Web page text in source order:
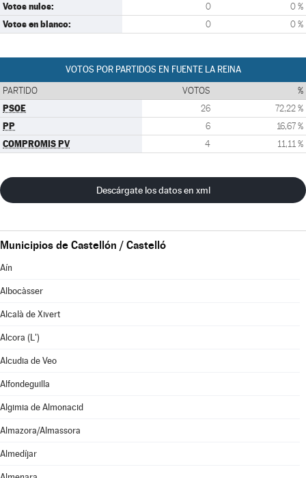
Votos nulos: 0 0 %
Votos en blanco: 0 0 %
VOTOS POR PARTIDOS EN FUENTE LA REINA
PARTIDO VOTOS %
PSOE 26 72,22 %
PP 6 16,67 %
COMPROMIS PV 4 11,11 %
Descárgate los datos en xml
Municipios de Castellón / Castelló
Aín
Albocàsser
Alcalà de Xivert
Alcora (L')
Alcudia de Veo
Alfondeguilla
Algimia de Almonacid
Almazora/Almassora
Almedíjar